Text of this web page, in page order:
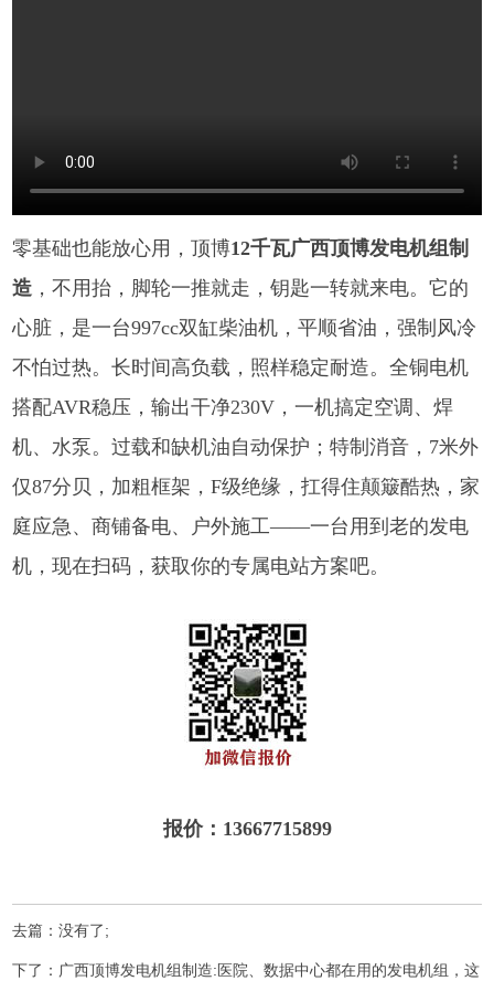
零基础也能放心用，顶博12千瓦广西顶博发电机组制
造 ，不用抬，脚轮一推就走，钥匙一转就来电。它的
心脏，是一台997cc双缸柴油机，平顺省油，强制风冷
不怕过热。长时间高负载，照样稳定耐造。全铜电机
搭配AVR稳压，输出干净230V，一机搞定空调、焊
机、水泵。过载和缺机油自动保护；特制消音，7米外
仅87分贝，加粗框架，F级绝缘，扛得住颠簸酷热，家
庭应急、商铺备电、户外施工——一台用到老的发电
机，现在扫码，获取你的专属电站方案吧。
报价：13667715899
去篇：没有了;
下了： 广西顶博发电机组制造:医院、数据中心都在用的发电机组，这